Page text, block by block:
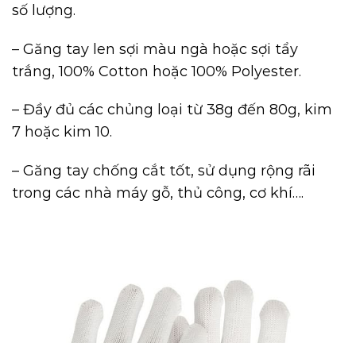
số lượng.
– Găng tay len sợi màu ngà hoặc sợi tẩy
trắng, 100% Cotton hoặc 100% Polyester.
– Đầy đủ các chủng loại từ 38g đến 80g, kim
7 hoặc kim 10.
– Găng tay chống cắt tốt, sử dụng rộng rãi
trong các nhà máy gỗ, thủ công, cơ khí….